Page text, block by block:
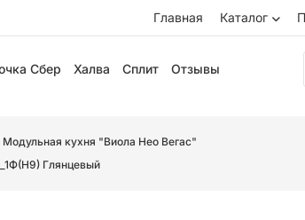
Главная Каталог
Сбер Халва Сплит Отзывы
Модульная кухня "Виола Нео Вегас"
Глянцевый